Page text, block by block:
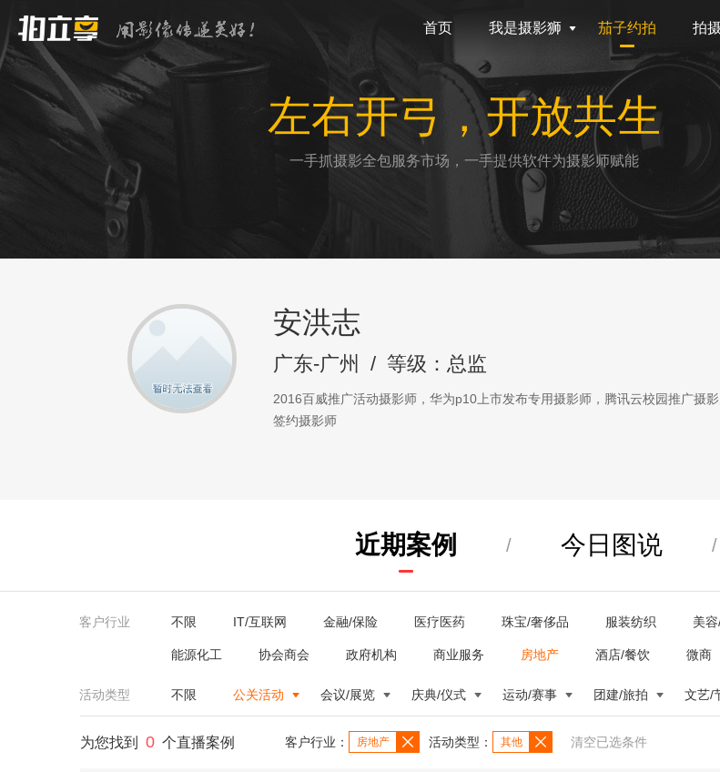
首页 我是摄影狮 茄子约拍 拍
左右开弓，开放共生
一手抓摄影全包服务市场，一手提供软件为摄影师赋能
安洪志
广东-广州 / 等级：总监
2016百威推广活动摄影师，华为p10上市发布专用摄影师，腾讯云校园推广摄
签约摄影师
近期案例 / 今日图说 /
客户行业 不限 IT/互联网 金融/保险 医疗医药 珠宝/奢侈品 服装纺织 美
能源化工 协会商会 政府机构 商业服务 房地产 酒店/餐饮 微商
活动类型 不限 公关活动 会议/展览 庆典/仪式 运动/赛事 团建/旅拍 文艺/
为您找到 0 个直播案例 客户行业： 房地产 活动类型： 其他 清空已选条件